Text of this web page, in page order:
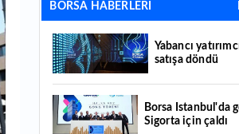
mesleği yapanlar ayda en az 250 bin
10:18 Vergi, SGK primi, trafik cezası ve MTV
tarihi yaklaşıyor
10:02 Mutfak tüpü ve taşınma destekleri
BORSA HABERLERİ
Yabancı
satışa döndü
Borsa İstanbul'da
Sigorta için çaldı